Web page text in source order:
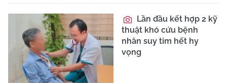
Lần đầu kết hợp 2 kỹ
thuật khó cứu bệnh
nhân suy tim hết hy
vọng